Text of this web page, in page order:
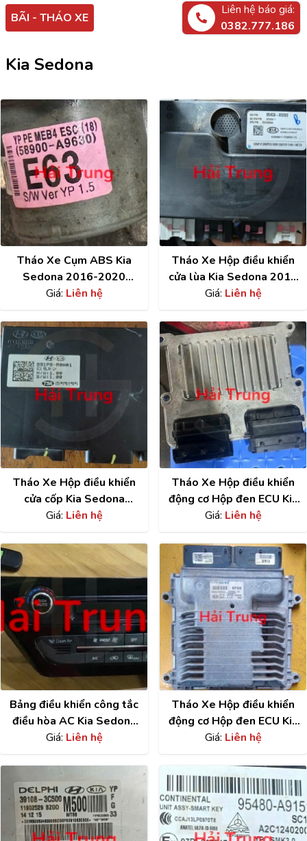
BÃI - THÁO XE
Liên hệ báo giá:
0382.777.186
Kia Sedona
Tháo Xe Cụm ABS Kia
Sedona 2016-2020
58900-A9630
Giá: Liên hệ
Tháo Xe Hộp điều khiển
cửa lùa Kia Sedona 2018
95450A9300
Giá: Liên hệ
Tháo Xe Hộp điều khiển
cửa cốp Kia Sedona
Carnival 891P8R0HA1
Giá: Liên hệ
Tháo Xe Hộp điều khiển
động cơ Hộp đen ECU Kia
Sedona 39108-3C500
Giá: Liên hệ
Bảng điều khiển công tắc
điều hòa AC Kia Sedona
97250A9341
Giá: Liên hệ
Tháo Xe Hộp điều khiển
động cơ Hộp đen ECU Kia
Sedona/Carnival
Giá: Liên hệ